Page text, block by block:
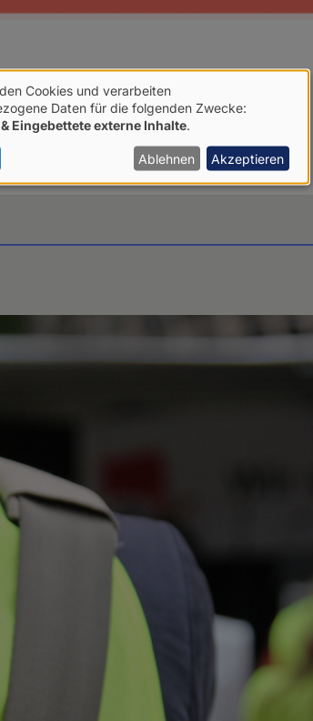
Cookies und verarbeiten
Daten für die folgenden Zwecke:
Eingebettete externe Inhalte.
Ablehnen Akzeptieren